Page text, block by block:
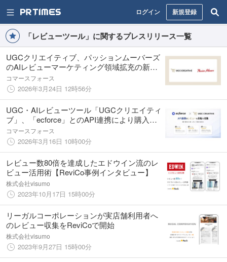
ログイン 新規登録
「レビューツール」に関するプレスリリース一覧
UGCクリエイティブ、パッションムーバーズ
のAIレビューマーケティング領域拡充の新商
材に追加
コマースフォース
2026年3月24日 12時56分
UGC・AIレビューツール「UGCクリエイティ
ブ」、「ecforce」とのAPI連携により購入者
のUGC生成・レビュー収集を自動化
コマースフォース
2026年3月16日 10時00分
レビュー数80倍を達成したエドウイン流のレ
ビュー活用術【ReviCo事例インタビュー】
株式会社visumo
2023年10月17日 15時00分
リーガルコーポレーションが実店舗利用者へ
のレビュー収集をReviCoで開始
株式会社visumo
2023年9月27日 15時00分